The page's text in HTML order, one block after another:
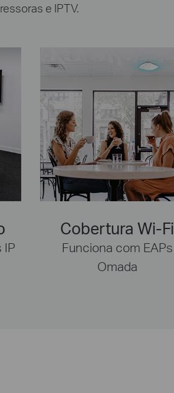
e IPTV.
IP
Cobertura Wi-Fi
Funciona com EAPs
Omada